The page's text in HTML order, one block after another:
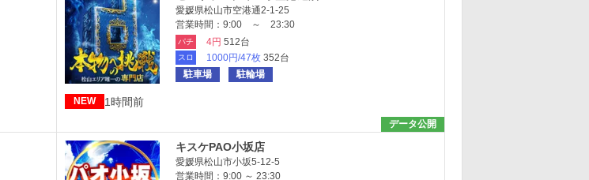
愛媛県松山市空港通2-1-25
営業時間：9:00 ～ 23:30
パチ 4円 512台
スロ 1000円/47枚 352台
駐車場
駐輪場
NEW 1時間前
データ公開
キスケPAO小坂店
愛媛県松山市小坂5-12-5
営業時間：9:00 ～ 23:30